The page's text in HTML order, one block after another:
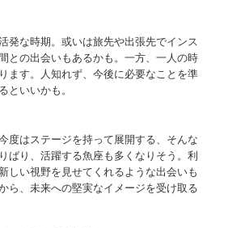
発な時期。或いは旅先や出張先でインス
との出会いもあるかも。一方、一人の時
ます。人知れず、今後に必要なことを準
といいかも。
度はステージを持って展開する、そんな
ばり、活躍する魚座も多くなりそう。利
しい視野を見せてくれるような出会いも
ら、未来への堅実なイメージを受け取る